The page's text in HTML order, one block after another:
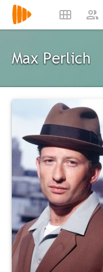
Max Perlich